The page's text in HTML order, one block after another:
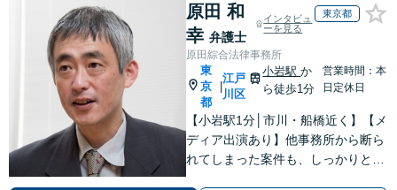
原田 和
幸 弁護士
インタビュ
ーを見る
東京都
原田綜合法律事務所
東
京
都
|
江戸
川区
小岩駅か
ら徒歩1分
営業時間：本
日定休日
【小岩駅1分│市川・船橋近く】【メ
ディア出演あり】他事務所から断ら
れてしまった案件も、しっかりと面